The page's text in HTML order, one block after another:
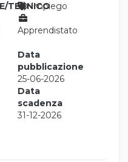
TECNICO
Impiego
Apprendistato
Data
pubblicazione
25-06-2026
Data
scadenza
31-12-2026